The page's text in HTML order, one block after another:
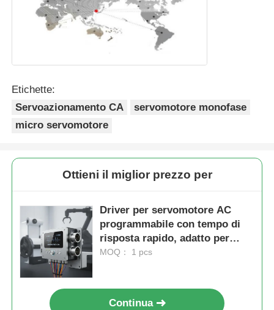
Etichette:
Servoazionamento CA
servomotore monofase
micro servomotore
Ottieni il miglior prezzo per
Driver per servomotore AC
programmabile con tempo di
risposta rapido, adatto per
macchine da stampa e
MOQ： 1 pcs
Continua